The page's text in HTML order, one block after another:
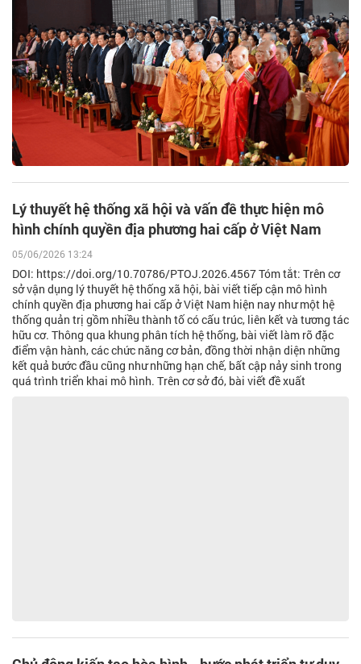
Lý thuyết hệ thống xã hội và vấn đề thực hiện mô
hình chính quyền địa phương hai cấp ở Việt Nam
05/06/2026 13:24
DOI: https://doi.org/10.70786/PTOJ.2026.4567 Tóm tắt: Trên cơ
sở vận dụng lý thuyết hệ thống xã hội, bài viết tiếp cận mô hình
chính quyền địa phương hai cấp ở Việt Nam hiện nay như một hệ
thống quản trị gồm nhiều thành tố có cấu trúc, liên kết và tương tác
hữu cơ. Thông qua khung phân tích hệ thống, bài viết làm rõ đặc
điểm vận hành, các chức năng cơ bản, đồng thời nhận diện những
kết quả bước đầu cũng như những hạn chế, bất cập nảy sinh trong
quá trình triển khai mô hình. Trên cơ sở đó, bài viết đề xuất